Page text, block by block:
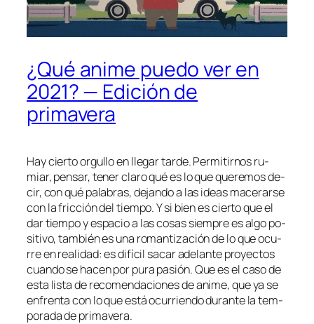
¿Qué anime puedo ver en
2021? — Edición de
primavera
Hay cier­to or­gu­llo en lle­gar tar­de. Permitirnos ru­
miar, pen­sar, te­ner cla­ro qué es lo que que­re­mos de­
cir, con qué pa­la­bras, de­jan­do a las ideas ma­ce­rar­se
con la fric­ción del tiem­po. Y si bien es cier­to que el
dar tiem­po y es­pa­cio a las co­sas siem­pre es al­go po­
si­ti­vo, tam­bién es una ro­man­ti­za­ción de lo que ocu­
rre en reali­dad: es di­fí­cil sa­car ade­lan­te pro­yec­tos
cuan­do se ha­cen por pu­ra pa­sión. Que es el ca­so de
es­ta lis­ta de re­co­men­da­cio­nes de ani­me, que ya se
en­fren­ta con lo que es­tá ocu­rrien­do du­ran­te la tem­
po­ra­da de primavera.